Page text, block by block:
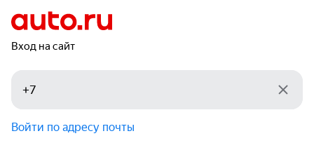
Вход на сайт
Войти по адресу почты